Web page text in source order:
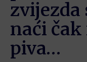
zvijezda
naći
piva…